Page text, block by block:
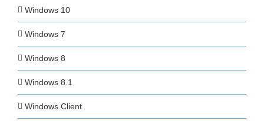
Windows 10
Windows 7
Windows 8
Windows 8.1
Windows Client